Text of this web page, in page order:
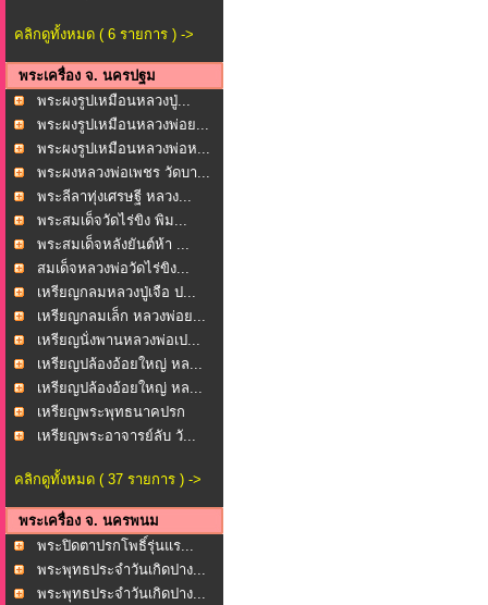
คลิกดูทั้งหมด ( 6 รายการ ) ->
พระเครื่อง จ. นครปฐม
พระผงรูปเหมือนหลวงปู่...
พระผงรูปเหมือนหลวงพ่อย...
พระผงรูปเหมือนหลวงพ่อห...
พระผงหลวงพ่อเพชร วัดบา...
พระลีลาทุ่งเศรษฐี หลวง...
พระสมเด็จวัดไร่ขิง พิม...
พระสมเด็จหลังยันต์ห้า ...
สมเด็จหลวงพ่อวัดไร่ขิง...
เหรียญกลมหลวงปู่เจือ ป...
เหรียญกลมเล็ก หลวงพ่อย...
เหรียญนั่งพานหลวงพ่อเป...
เหรียญปล้องอ้อยใหญ่ หล...
เหรียญปล้องอ้อยใหญ่ หล...
เหรียญพระพุทธนาคปรก
หลั... เหรียญพระอาจารย์ลับ วั...
คลิกดูทั้งหมด ( 37 รายการ ) ->
พระเครื่อง จ. นครพนม
พระปิดตาปรกโพธิ์รุ่นแร...
พระพุทธประจำวันเกิดปาง...
พระพุทธประจำวันเกิดปาง...